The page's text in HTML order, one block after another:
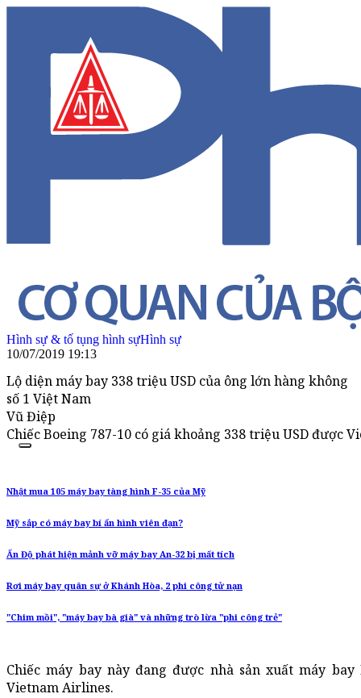
Hình sự & tố tụng hình sựHình sự
10/07/2019 19:13
Lộ diện máy bay 338 triệu USD của ông lớn hàng không
số 1 Việt Nam
Vũ Điệp
Chiếc Boeing 787-10 có giá khoảng 338 triệu USD được
Nhật mua 105 máy bay tàng hình F-35 của Mỹ
Mỹ sắp có máy bay bí ẩn hình viên đạn?
Ấn Độ phát hiện mảnh vỡ máy bay An-32 bị mất tích
Rơi máy bay quân sự ở Khánh Hòa, 2 phi công tử nạn
"Chim mồi", "máy bay bà già" và những trò lừa "phi công trẻ"
Chiếc máy bay này đang được nhà sản xuất máy
Vietnam Airlines.